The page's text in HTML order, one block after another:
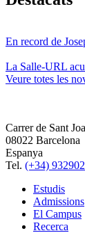
En record de
La Salle-URL
Veure totes les
Carrer de Sant
08022 Barcelona
Espanya
Tel. (+34)
Estudis
Admissions
El Campus
Recerca